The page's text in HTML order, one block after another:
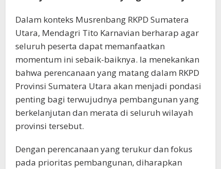
Dalam konteks Musrenbang RKPD Sumatera
Utara, Mendagri Tito Karnavian berharap agar
seluruh peserta dapat memanfaatkan
momentum ini sebaik-baiknya. Ia menekankan
bahwa perencanaan yang matang dalam RKPD
Provinsi Sumatera Utara akan menjadi pondasi
penting bagi terwujudnya pembangunan yang
berkelanjutan dan merata di seluruh wilayah
provinsi tersebut.
Dengan perencanaan yang terukur dan fokus
pada prioritas pembangunan, diharapkan